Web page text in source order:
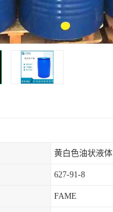
黄白色油状液体
627-91-8
FAME